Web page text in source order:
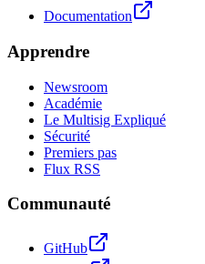
Documentation
Apprendre
Newsroom
Académie
Le Multisig Expliqué
Sécurité
Premiers pas
Flux RSS
Communauté
GitHub